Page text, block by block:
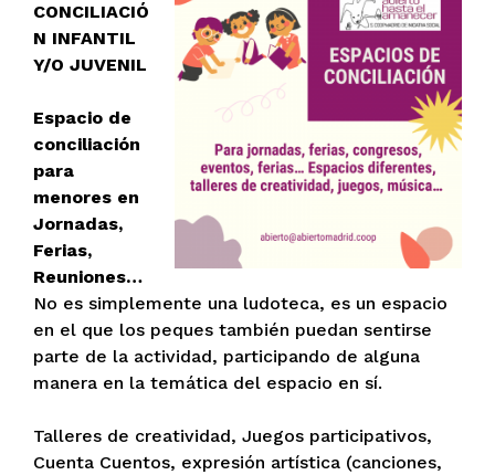
CONCILIACIÓ
N INFANTIL
Y/O JUVENIL
Espacio de
conciliación
para
menores en
Jornadas,
Ferias,
Reuniones…
No es simplemente una ludoteca, es un espacio
en el que los peques también puedan sentirse
parte de la actividad, participando de alguna
manera en la temática del espacio en sí.
Talleres de creatividad, Juegos participativos,
Cuenta Cuentos, expresión artística (canciones,